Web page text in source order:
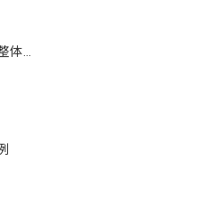
【背中の痛み】調布整体院彩症例